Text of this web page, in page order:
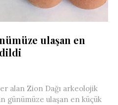
ulaşan en
alan Zion Dağı arkeolojik
günümüze ulaşan en küçük